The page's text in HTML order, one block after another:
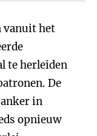
vanuit het
te herleiden
De
in
opnieuw